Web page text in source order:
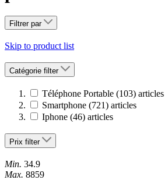
Filtrer par
Skip to product list
Catégorie filter
Téléphone Portable (103) articles
Smartphone (721) articles
Iphone (46) articles
Prix filter
Min. 34.9
Max. 8859